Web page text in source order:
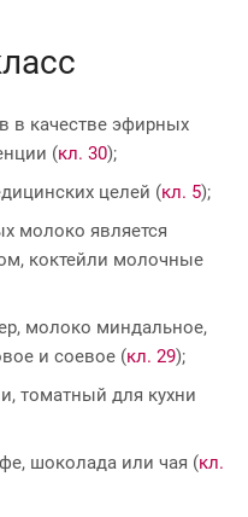
в качестве эфирных
(кл. 30);
целей (кл. 5);
молоко является
коктейли молочные
молоко миндальное,
и соевое (кл. 29);
томатный для кухни
шоколада или чая (кл.